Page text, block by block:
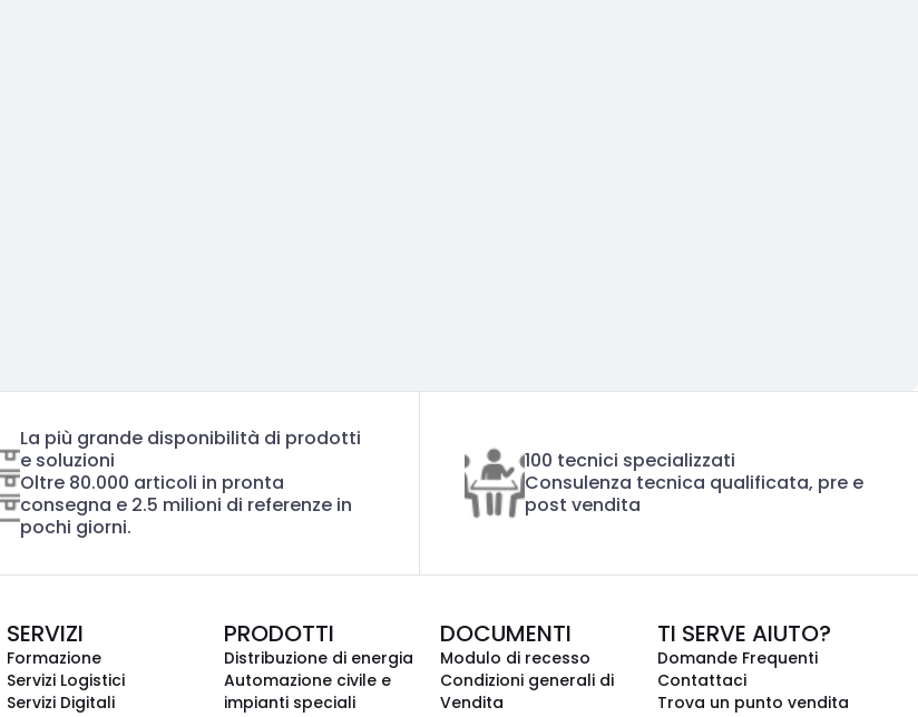
La più grande disponibilità di prodotti
e soluzioni
Oltre 80.000 articoli in pronta
consegna e 2.5 milioni di referenze in
pochi giorni.
100 tecnici specializzati
Consulenza tecnica qualificata, pre e
post vendita
SERVIZI
Formazione
Servizi Logistici
Servizi Digitali
PRODOTTI
Distribuzione di energia
Automazione civile e
impianti speciali
DOCUMENTI
Modulo di recesso
Condizioni generali di
Vendita
TI SERVE AIUTO?
Domande Frequenti
Contattaci
Trova un punto vendita